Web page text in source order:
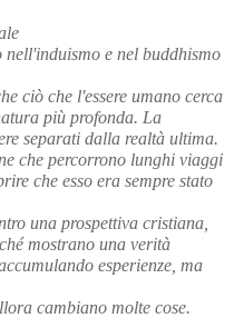
e nel buddhismo
ciò che l'essere umano cerca
più profonda. La
separati dalla realtà ultima.
che percorrono lunghi viaggi
che esso era sempre stato
una prospettiva cristiana,
mostrano una verità
esperienze, ma
cambiano molte cose.